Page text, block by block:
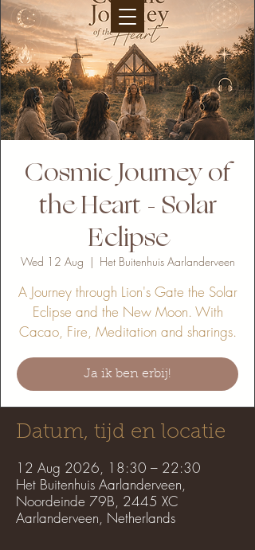
Cosmic Journey of
the Heart - Solar
Eclipse
Wed 12 Aug
  |
Het Buitenhuis Aarlanderveen
A Journey through Lion's Gate the Solar
Eclipse and the New Moon. With
Cacao, Fire, Meditation and sharings.
Ja ik ben erbij!
Datum, tijd en locatie
12 Aug 2026, 18:30 – 22:30
Het Buitenhuis Aarlanderveen,
Noordeinde 79B, 2445 XC
Aarlanderveen, Netherlands